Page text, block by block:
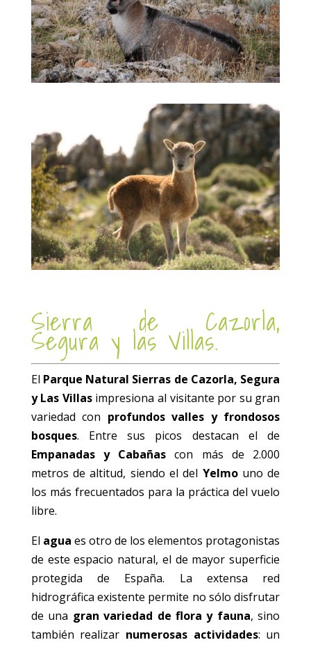
Sierra de Cazorla,
Segura y las Villas.
El Parque Natural Sierras de Cazorla, Segura
y Las Villasimpresiona al visitante por su gran
variedad con profundos valles y frondosos
bosques. Entre sus picos destacan el de
Empanadas y Cabañas con más de 2.000
metros de altitud, siendo el del Yelmouno de
los más frecuentados para la práctica del vuelo
libre.
El agua es otro de los elementos protagonistas
de este espacio natural, el de mayor superficie
protegida de España. La extensa red
hidrográfica existente permite no sólo disfrutar
de una gran variedad de flora y fauna, sino
también realizar numerosas actividades: un